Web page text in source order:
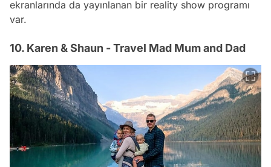
ekranlarında da yayınlanan bir reality show programı
var.
10. Karen & Shaun - Travel Mad Mum and Dad